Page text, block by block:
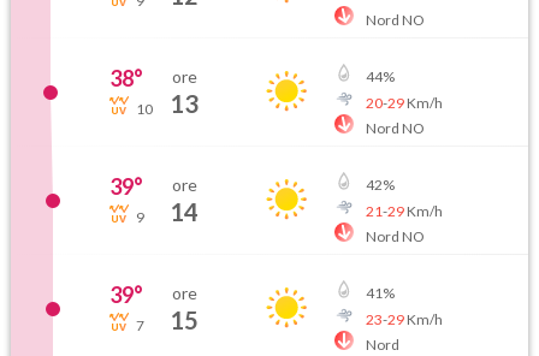
Nord NO
38°
10
ore
13
44%
20-29Km/h
Nord NO
39°
9
ore
14
42%
21-29Km/h
Nord NO
39°
7
ore
15
41%
23-29Km/h
Nord